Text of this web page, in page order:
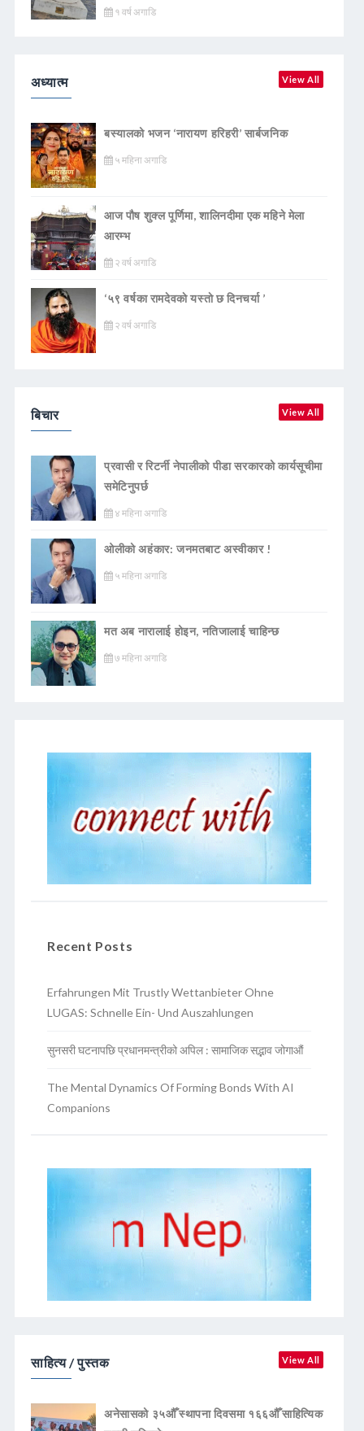
१ वर्ष अगाडि
अध्यात्म View All
बस्यालको भजन ‘नारायण हरिहरी’ सार्बजनिक
५ महिना अगाडि
आज पौष शुक्ल पूर्णिमा, शालिनदीमा एक महिने मेला
आरम्भ
२ वर्ष अगाडि
‘५९ वर्षका रामदेवकाे यस्ताे छ दिनचर्या ’
२ वर्ष अगाडि
बिचार View All
प्रवासी र रिटर्नी नेपालीको पीडा सरकारको कार्यसूचीमा
समेटिनुपर्छ
४ महिना अगाडि
ओलीको अहंकार: जनमतबाट अस्वीकार !
५ महिना अगाडि
मत अब नारालाई होइन, नतिजालाई चाहिन्छ
७ महिना अगाडि
Recent Posts
Erfahrungen Mit Trustly Wettanbieter Ohne
LUGAS: Schnelle Ein- Und Auszahlungen
सुनसरी घटनापछि प्रधानमन्त्रीको अपिल : सामाजिक सद्भाव जोगाऔं
The Mental Dynamics Of Forming Bonds With AI
Companions
साहित्य / पुस्तक View All
अनेसासको ३५औँ स्थापना दिवसमा १६६औँ साहित्यिक